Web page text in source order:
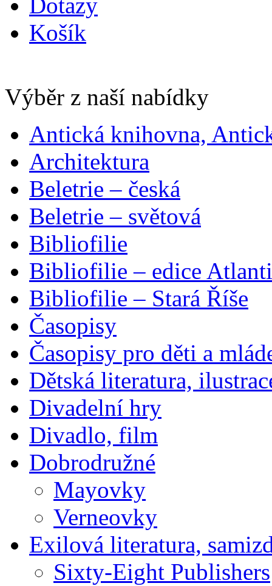
Košík
Výběr z naší nabídky
Antická knihovna,
Architektura
Beletrie – česká
Beletrie – světová
Bibliofilie
Bibliofilie – edice
Bibliofilie – Stará Říše
Časopisy
Časopisy pro děti a
Dětská literatura,
Divadelní hry
Divadlo, film
Dobrodružné
Mayovky
Verneovky
Exilová literatura,
Sixty-Eight Publishers